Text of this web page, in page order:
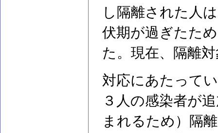
し隔離された人
伏期が過ぎたた
た。現在、隔離
対応にあたって
３人の感染者が
まれるため）隔